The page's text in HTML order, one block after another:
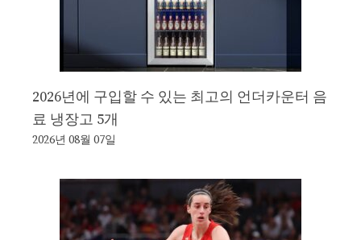
2026년에 구입할 수 있는 최고의 언더카운터 음
료 냉장고 5개
2026년 08월 07일